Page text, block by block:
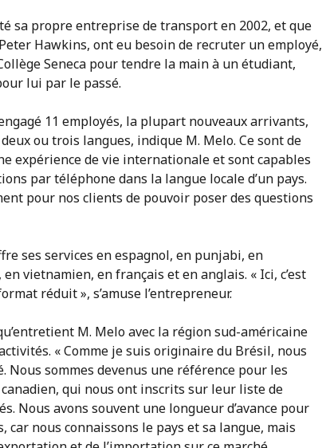
sa propre entreprise de transport en 2002, et que
Hawkins, ont eu besoin de recruter un employé,
Seneca pour tendre la main à un étudiant,
lui par le passé.
11 employés, la plupart nouveaux arrivants,
ou trois langues, indique M. Melo. Ce sont de
expérience de vie internationale et sont capables
par téléphone dans la langue locale d’un pays.
pour nos clients de pouvoir poser des questions
ses services en espagnol, en punjabi, en
vietnamien, en français et en anglais. « Ici, c’est
réduit », s’amuse l’entrepreneur.
M. Melo avec la région sud-américaine
« Comme je suis originaire du Brésil, nous
Nous sommes devenus une référence pour les
qui nous ont inscrits sur leur liste de
Nous avons souvent une longueur d’avance pour
car nous connaissons le pays et sa langue, mais